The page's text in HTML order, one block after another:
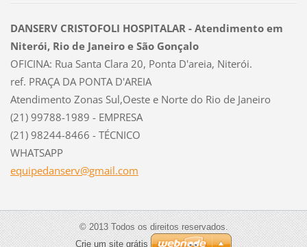
DANSERV CRISTOFOLI HOSPITALAR - Atendimento em
Niterói, Rio de Janeiro e São Gonçalo
OFICINA: Rua Santa Clara 20, Ponta D'areia, Niterói.
ref. PRAÇA DA PONTA D'AREIA
Atendimento Zonas Sul,Oeste e Norte do Rio de Janeiro
(21) 99788-1989 - EMPRESA
(21) 98244-8466 - TÉCNICO
WHATSAPP
equipedanserv@gmail.com
© 2013 Todos os direitos reservados.
Crie um site grátis